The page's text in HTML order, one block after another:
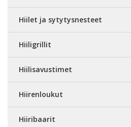
Hiilet ja sytytysnesteet
Hiiligrillit
Hiilisavustimet
Hiirenloukut
Hiiribaarit